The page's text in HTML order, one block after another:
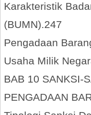
Karakteristik
(BUMN).247
Pengadaan
Usaha Milik
BAB 10 SANKSI-
PENGADAAN